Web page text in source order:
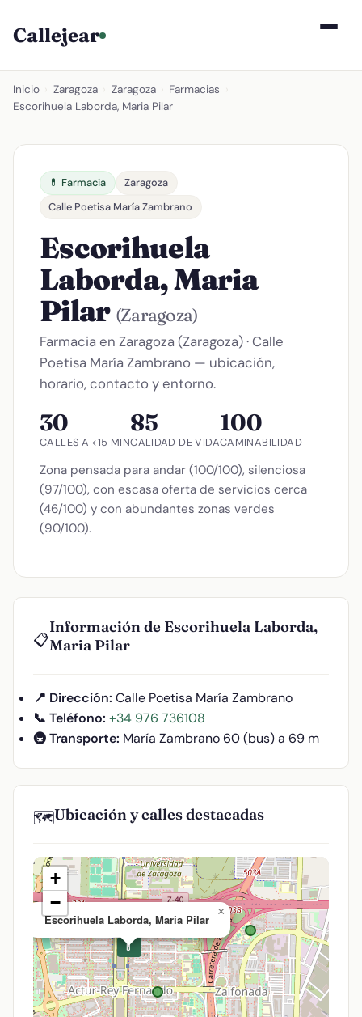
Callejear
Inicio Zaragoza Zaragoza Farmacias
Escorihuela Laborda, Maria Pilar
💊 Farmacia
Zaragoza
Calle Poetisa María Zambrano
Escorihuela
Laborda, Maria
Pilar (Zaragoza)
Farmacia en Zaragoza (Zaragoza) · Calle
Poetisa María Zambrano — ubicación,
horario, contacto y entorno.
30
CALLES A <15 MIN
85
CALIDAD DE VIDA
100
CAMINABILIDAD
Zona pensada para andar (100/100), silenciosa
(97/100), con escasa oferta de servicios cerca
(46/100) y con abundantes zonas verdes
(90/100).
📋
Información de Escorihuela Laborda,
Maria Pilar
📍 Dirección: Calle Poetisa María Zambrano
📞 Teléfono: +34 976 736108
🚇 Transporte: María Zambrano 60 (bus) a 69 m
🗺️Ubicación y calles destacadas
💊
Escorihuela Laborda, Maria Pilar
×
+
−